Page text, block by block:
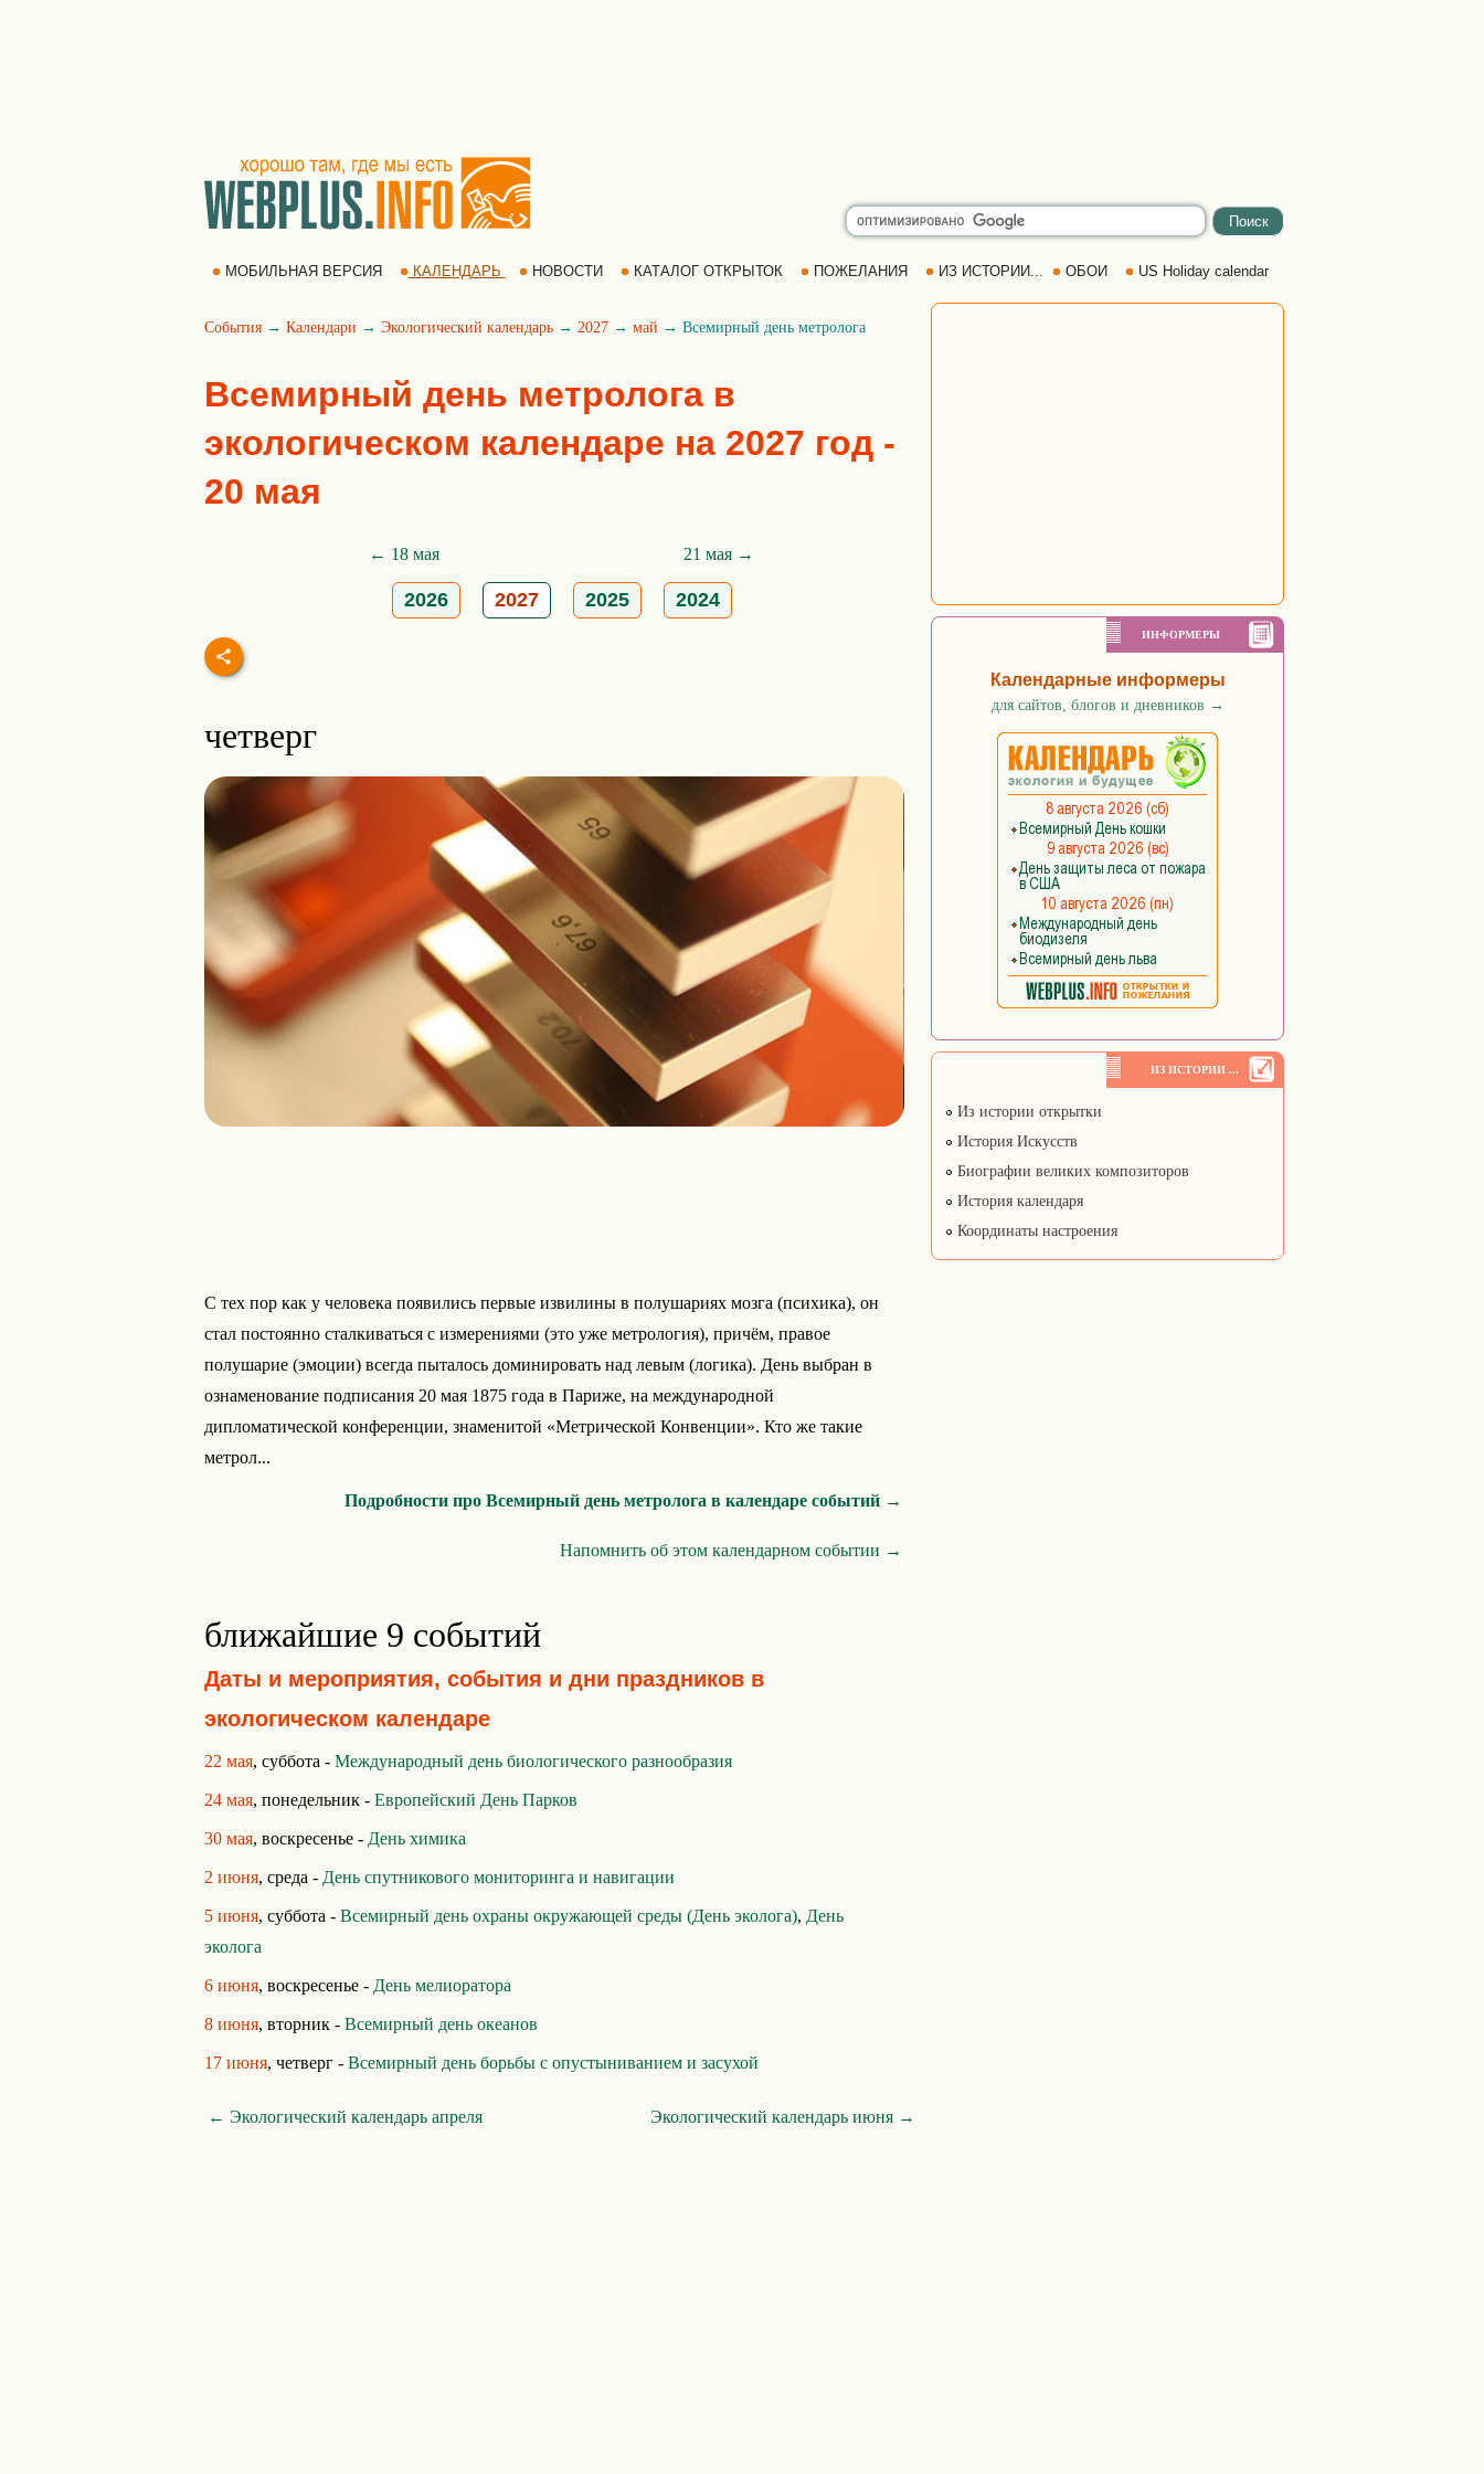
МОБИЛЬНАЯ ВЕРСИЯ КАЛЕНДАРЬ НОВОСТИ КАТАЛОГ ОТКРЫТОК ПОЖЕЛАНИЯ ИЗ ИСТОРИИ... ОБОИ US Holiday calendar
События → Календари → Экологический календарь → 2027 → май → Всемирный день метролога
Всемирный день метролога в
экологическом календаре на 2027 год -
20 мая
← 18 мая 21 мая →
2026 2027 2025 2024
четверг
С тех пор как у человека появились первые извилины в полушариях мозга (психика), он
стал постоянно сталкиваться с измерениями (это уже метрология), причём, правое
полушарие (эмоции) всегда пыталось доминировать над левым (логика). День выбран в
ознаменование подписания 20 мая 1875 года в Париже, на международной
дипломатической конференции, знаменитой «Метрической Конвенции». Кто же такие
метрол...
Подробности про Всемирный день метролога в календаре событий →
Напомнить об этом календарном событии →
ближайшие 9 событий
Даты и мероприятия, события и дни праздников в
экологическом календаре
22 мая, суббота - Международный день биологического разнообразия
24 мая, понедельник - Европейский День Парков
30 мая, воскресенье - День химика
2 июня, среда - День спутникового мониторинга и навигации
5 июня, суббота - Всемирный день охраны окружающей среды (День эколога), День
эколога
6 июня, воскресенье - День мелиоратора
8 июня, вторник - Всемирный день океанов
17 июня, четверг - Всемирный день борьбы с опустыниванием и засухой
← Экологический календарь апреля Экологический календарь июня →
ИНФОРМЕРЫ
Календарные информеры
для сайтов, блогов и дневников →
ИЗ ИСТОРИИ ...
Из истории открытки
История Искусств
Биографии великих композиторов
История календаря
Координаты настроения